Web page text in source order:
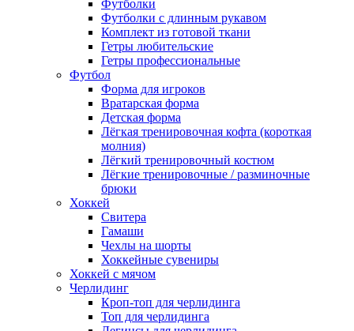
Футболки
Футболки с длинным рукавом
Комплект из готовой ткани
Гетры любительские
Гетры профессиональные
Футбол
Форма для игроков
Вратарская форма
Детская форма
Лёгкая тренировочная кофта (короткая
молния)
Лёгкий тренировочный костюм
Лёгкие тренировочные / разминочные
брюки
Хоккей
Свитера
Гамаши
Чехлы на шорты
Хоккейные сувениры
Хоккей с мячом
Черлидинг
Кроп-топ для черлидинга
Топ для черлидинга